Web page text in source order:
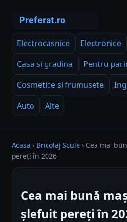
Electrocasnice Electronice
Casa si gradina
Pentru
Cosmetice si frumusete
Auto
Alte
Acasă › Bricolaj Scule › Cea mai
pereți în 2026
Cea mai bună
șlefuit pereți în